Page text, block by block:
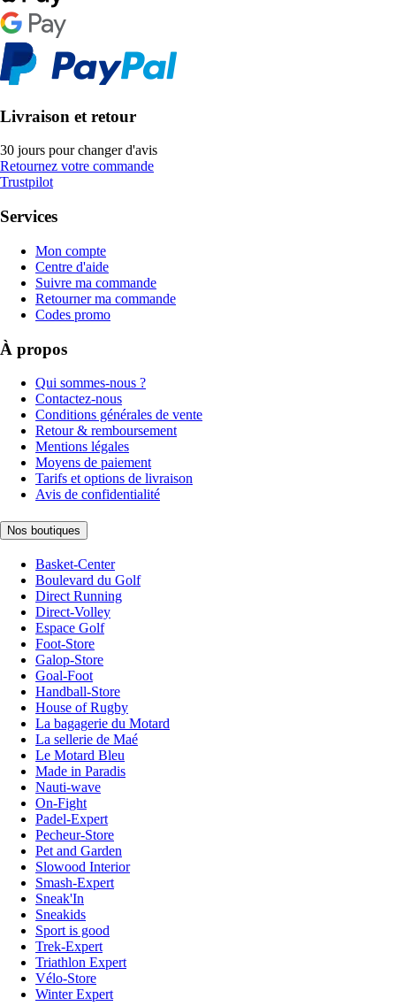
Livraison et retour
30 jours pour changer d'avis
Retournez votre commande
Trustpilot
Services
Mon compte
Centre d'aide
Suivre ma commande
Retourner ma commande
Codes promo
À propos
Qui sommes-nous ?
Contactez-nous
Conditions générales de vente
Retour & remboursement
Mentions légales
Moyens de paiement
Tarifs et options de livraison
Avis de confidentialité
Nos boutiques
Basket-Center
Boulevard du Golf
Direct Running
Direct-Volley
Espace Golf
Foot-Store
Galop-Store
Goal-Foot
Handball-Store
House of Rugby
La bagagerie du Motard
La sellerie de Maé
Le Motard Bleu
Made in Paradis
Nauti-wave
On-Fight
Padel-Expert
Pecheur-Store
Pet and Garden
Slowood Interior
Smash-Expert
Sneak'In
Sneakids
Sport is good
Trek-Expert
Triathlon Expert
Vélo-Store
Winter Expert